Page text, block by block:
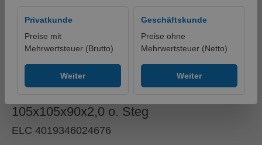
Privatkunde
Preise mit
Mehrwertsteuer (Brutto)
Weiter
Geschäftskunde
Preise ohne
Mehrwertsteuer (Netto)
Weiter
Winkelverbind. Typ90/100S
105x105x90x2,0 o. Steg
ELC 4019346024676